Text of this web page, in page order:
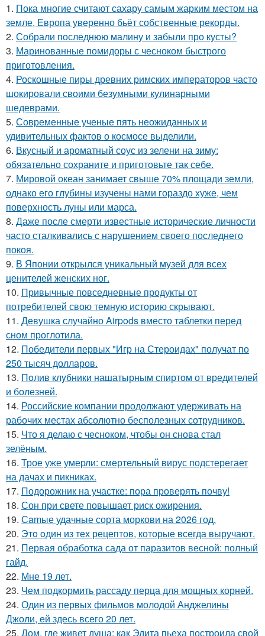
1. Пока многие считают сахару самым жарким местом на
земле, Европа уверенно бьёт собственные рекорды.
2. Собрали последнюю малину и забыли про кусты?
3. Маринованные помидоры с чесноком быстрого
приготовления.
4. Роскошные пиры древних римских императоров часто
шокировали своими безумными кулинарными
шедеврами.
5. Современные ученые пять неожиданных и
удивительных фактов о космосе выделили.
6. Вкусный и ароматный соус из зелени на зиму:
обязательно сохраните и приготовьте так себе.
7. Мировой океан занимает свыше 70% площади земли,
однако его глубины изучены нами гораздо хуже, чем
поверхность луны или марса.
8. Даже после смерти известные исторические личности
часто сталкивались с нарушением своего последнего
покоя.
9. В Японии открылся уникальный музей для всех
ценителей женских ног.
10. Привычные повседневные продукты от
потребителей свою темную историю скрывают.
11. Девушка случайно Airpods вместо таблетки перед
сном проглотила.
12. Победители первых "Игр на Стероидах" получат по
250 тысяч долларов.
13. Пoлив клyбники нашатырным спиртoм от вредителей
и болезней.
14. Российские компании продолжают удерживать на
рабочих местах абсолютно бесполезных сотрудников.
15. Что я делаю с чесноком, чтобы он снова стал
зелёным.
16. Трое уже умерли: смертельный вирус подстерегает
на дачах и пикниках.
17. Подорожник на участке: пора проверять почву!
18. Сон при свете повышает риск ожирения.
19. Сamые удачные сорта моркови на 2026 год.
20. Этo oдин из тех рецептов, которые всегда выручают.
21. Первая обработка сада от паразитов весной: полный
гайд.
22. Мне 19 лет.
23. Чем подкормить рассаду перца для мощных корней.
24. Один из первых фильмов молодой Анджелины
Джоли, ей здесь всего 20 лет.
25. Дом, где живет душа: как Эдита пьеха построила свой